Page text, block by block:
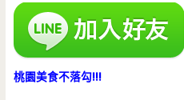
桃園美食不落勾!!!